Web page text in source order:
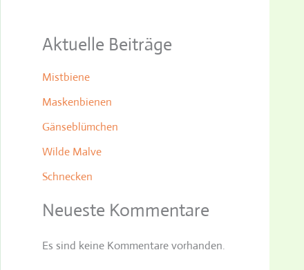
Aktuelle Beiträge
Mistbiene
Maskenbienen
Gänseblümchen
Wilde Malve
Schnecken
Neueste Kommentare
Es sind keine Kommentare vorhanden.